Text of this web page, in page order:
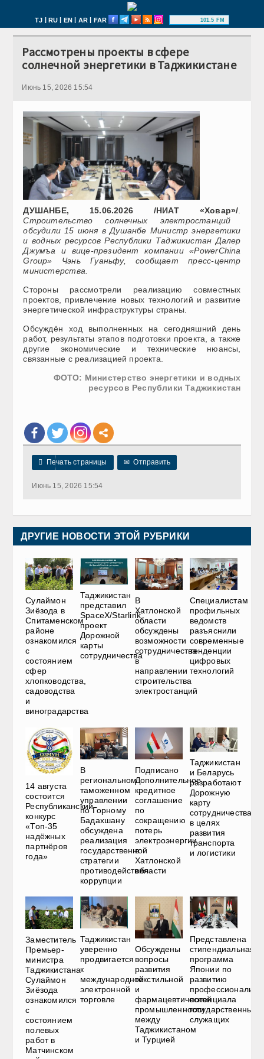
TJ | RU | EN | AR | FAR 101.5 FM
Рассмотрены проекты в сфере
солнечной энергетики в Таджикистане
Июнь 15, 2026 15:54
ДУШАНБЕ, 15.06.2026 /НИАТ «Ховар»/
Строительство солнечных электростанций
обсудили 15 июня в Душанбе Министр энергетики
и водных ресурсов Республики Таджикистан Далер
Джумъа и вице-президент компании «PowerChina
Group» Чэнь Гуаньфу, сообщает пресс-центр
министерства.
Стороны рассмотрели реализацию совместных
проектов, привлечение новых технологий и развитие
энергетической инфраструктуры страны.
Обсуждён ход выполненных на сегодняшний день
работ, результаты этапов подготовки проекта, а также
другие экономические и технические нюансы,
связанные с реализацией проекта.
ФОТО: Министерство энергетики и водных
ресурсов Республики Таджикистан
 Печать страницы ✉ Отправить
Июнь 15, 2026 15:54
ДРУГИЕ НОВОСТИ ЭТОЙ РУБРИКИ
Сулаймон
Зиёзода в
Спитаменском
районе
ознакомился
с
состоянием
сфер
хлопководства,
садоводства
и
виноградарства
Таджикистан
представил
SpaceX/Starlink
проект
Дорожной
карты
сотрудничества
В
Хатлонской
области
обсуждены
возможности
сотрудничества
в
направлении
строительства
электростанций
Специалистам
профильных
ведомств
разъяснили
современные
тенденции
цифровых
технологий
14 августа
состоится
Республиканский
конкурс
«Топ-35
надёжных
партнёров
года»
В
региональном
таможенном
управлении
по Горному
Бадахшану
обсуждена
реализация
государственной
стратегии
противодействия
коррупции
Подписано
Дополнительное
кредитное
соглашение
по
сокращению
потерь
электроэнергии
в
Хатлонской
области
Таджикистан
и Беларусь
разработают
Дорожную
карту
сотрудничества
в целях
развития
транспорта
и логистики
Заместитель
Премьер-
министра
Таджикистана
Сулаймон
Зиёзода
ознакомился
с
состоянием
полевых
работ в
Матчинском
Таджикистан
уверенно
продвигается
к
международной
электронной
торговле
Обсуждены
вопросы
развития
текстильной
и
фармацевтической
промышленности
между
Таджикистаном
и Турцией
Представлена
стипендиальная
программа
Японии по
развитию
потенциала
государственных
служащих